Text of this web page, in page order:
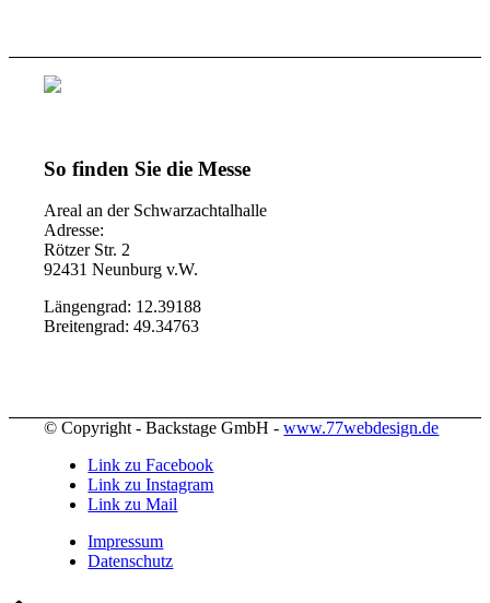
So finden Sie die Messe
Areal an der Schwarzachtalhalle
Adresse:
Rötzer Str. 2
92431 Neunburg v.W.
Längengrad: 12.39188
Breitengrad: 49.34763
© Copyright - Backstage GmbH -www.77webdesign.de
Link zu Facebook
Link zu Instagram
Link zu Mail
Impressum
Datenschutz